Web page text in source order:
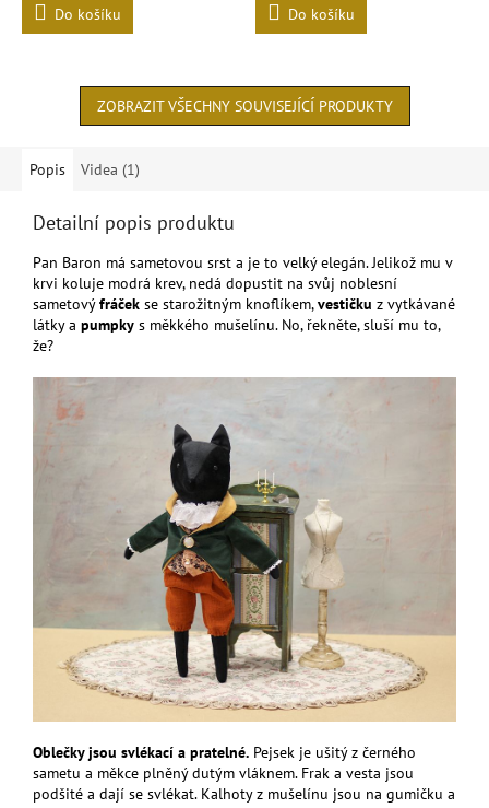
Do košíku Do košíku
ZOBRAZIT VŠECHNY SOUVISEJÍCÍ PRODUKTY
Popis Videa (1)
Detailní popis produktu
Pan Baron má sametovou srst a je to velký elegán. Jelikož mu v
krvi koluje modrá krev, nedá dopustit na svůj noblesní
sametovýfráček se starožitným knoflíkem,vestičku z vytkávané
látky a pumpky s měkkého mušelínu. No, řekněte, sluší mu to,
že?
Oblečky jsou svlékací a pratelné. Pejsek je ušitý z černého
sametu a měkce plněný dutým vláknem. Frak a vesta jsou
podšité a dají se svlékat. Kalhoty z mušelínu jsou na gumičku a